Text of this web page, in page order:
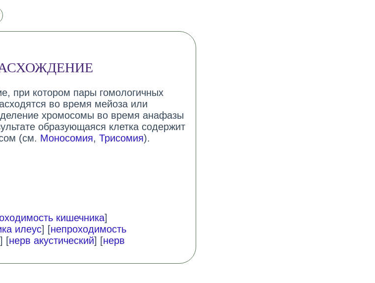
при котором пары гомологичных
во время мейоза или
хромосомы во время анафазы
образующаяся клетка содержит
(см. Моносомия, Трисомия).
кишечника]
илеус] [непроходимость
] [нерв акустический] [нерв